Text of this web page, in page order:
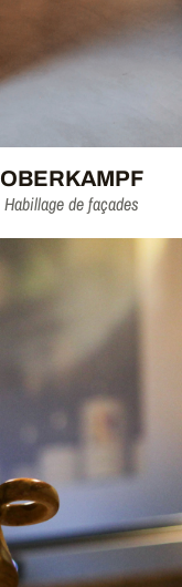
OBERKAMPF
Habillage de façades